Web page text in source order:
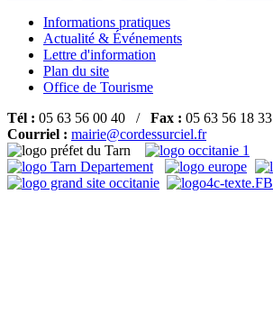
Informations pratiques
Actualité & Événements
Lettre d'information
Plan du site
Office de Tourisme
Tél : 05 63 56 00 40 / Fax : 05 63 56 18 33
Courriel : mairie@cordessurciel.fr